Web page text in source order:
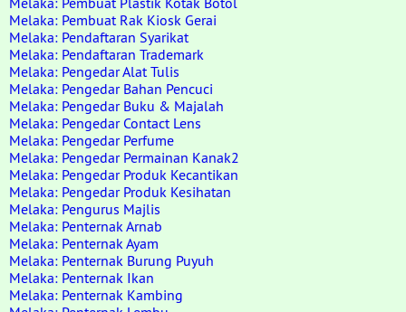
Melaka: Pembuat Rak Kiosk Gerai
Melaka: Pendaftaran Syarikat
Melaka: Pendaftaran Trademark
Melaka: Pengedar Alat Tulis
Melaka: Pengedar Bahan Pencuci
Melaka: Pengedar Buku & Majalah
Melaka: Pengedar Contact Lens
Melaka: Pengedar Perfume
Melaka: Pengedar Permainan Kanak2
Melaka: Pengedar Produk Kecantikan
Melaka: Pengedar Produk Kesihatan
Melaka: Pengurus Majlis
Melaka: Penternak Arnab
Melaka: Penternak Ayam
Melaka: Penternak Burung Puyuh
Melaka: Penternak Ikan
Melaka: Penternak Kambing